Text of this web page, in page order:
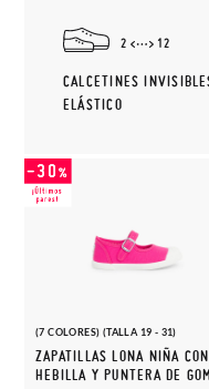
2 12
CALCETINES
ELÁSTICO
(7 COLORES) (TALLA 19 - 31)
ZAPATILLAS LONA NIÑA CON
HEBILLA Y PUNTERA DE